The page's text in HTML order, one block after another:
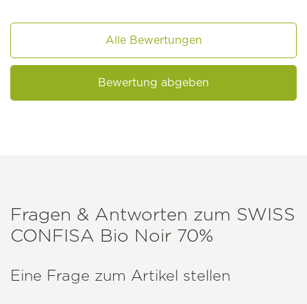
Alle Bewertungen
Bewertung abgeben
Fragen & Antworten zum SWISS
CONFISA Bio Noir 70%
Eine Frage zum Artikel stellen